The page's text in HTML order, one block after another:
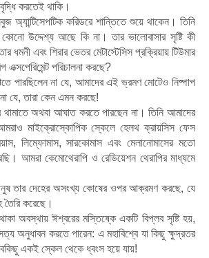
করতেই থাকি।
অ্যান্টিসেপটিক করিডরে শান্তিতে শুয়ে থাকেন। তিনি
উদ্দেশ্য আছে কি না। তার ভালোবাসার সৃষ্টি কী
ধমনী এবং শিরার ভেতর মেটাস্টেসিস প্রক্রিয়ায় টিউমার
পরিচালনা করছে?
পারছিলেন না যে, আমাদের এই ভ্রমণ মোটেও নিষ্পাপ
যে, তারা কেন এমন করছে!
অথবা আঘাত করতে পারছেন না। তিনি আমাদের
মাইক্রোস্কোপিক স্কেলে হেলথ ক্রায়সিস ফেস
লিম্ফোমাস, সারকোমাস এবং মেলানোমাসের মতো
আমরা কেমোথেরাপি ও রেডিয়েশন থেরাপির মাধ্যমে
তার দেহের অসংখ্য কোষের ওপর আক্রমণ করছে, যে
করেছে।
অবস্থায় ঈশ্বরের মস্তিষ্কে একটি বিপ্লব সৃষ্টি হয়,
অনুধাবন করতে পারেন: এ মহাবিশ্বে যা কিছু ক্ষুদ্রতর
একই স্কেল থেকে ধ্বংস হয়ে যায়!